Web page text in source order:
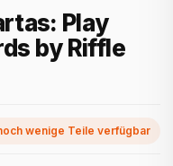
Play
by Riffle
wenige Teile verfügbar